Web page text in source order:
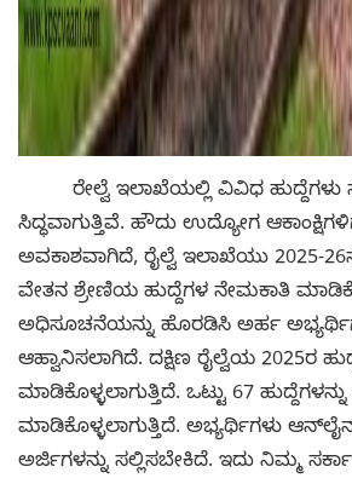
ರೇಲ್ವೆ ಇಲಾಖೆಯಲ್ಲಿ ವಿವಿಧ ಹುದ್ದೆಗಳು
ಸಿದ್ಧವಾಗುತ್ತಿವೆ. ಹೌದು ಉದ್ಯೋಗ
ಅವಕಾಶವಾಗಿದೆ, ರೈಲ್ವೆ ಇಲಾಖೆಯು 2025-
ವೇತನ ಶ್ರೇಣಿಯ ಹುದ್ದೆಗಳ ನೇಮಕಾತಿ
ಅಧಿಸೂಚನೆಯನ್ನು ಹೊರಡಿಸಿ ಅರ್ಹ
ಆಹ್ವಾನಿಸಲಾಗಿದೆ. ದಕ್ಷಿಣ ರೈಲ್ವೆಯ 2025ರ
ಮಾಡಿಕೊಳ್ಳಲಾಗುತ್ತಿದೆ. ಒಟ್ಟು 67
ಮಾಡಿಕೊಳ್ಳಲಾಗುತ್ತಿದೆ. ಅಭ್ಯರ್ಥಿಗಳು
ಅರ್ಜಿಗಳನ್ನು ಸಲ್ಲಿಸಬೇಕಿದೆ. ಇದು ನಿಮ್ಮ